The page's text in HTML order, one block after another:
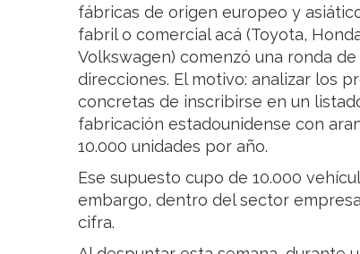
fábricas de origen europeo y
fabril o comercial acá (Toyota,
Volkswagen) comenzó una ronda
direcciones. El motivo: analizar los
concretas de inscribirse en un
fabricación estadounidense con
10.000 unidades por año.
Ese supuesto cupo de 10.000
embargo, dentro del sector
cifra.